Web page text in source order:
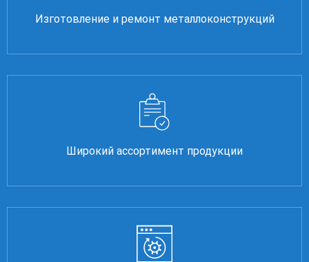
Изготовление и ремонт металлоконструкций
Широкий ассортимент продукции